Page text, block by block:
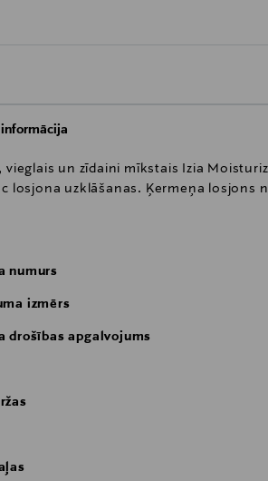
vieglais un zīdaini mīkstais Izia
losjona uzklāšanas. Ķermeņa
numurs
izmērs
drošības apgalvojums